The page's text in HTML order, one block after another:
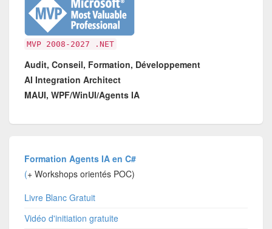
MVP 2008-2027 .NET
Audit, Conseil, Formation, Développement
AI Integration Architect
MAUI, WPF/WinUI/Agents IA
Formation Agents IA en C#
(+ Workshops orientés POC)
Livre Blanc Gratuit
Vidéo d'initiation gratuite